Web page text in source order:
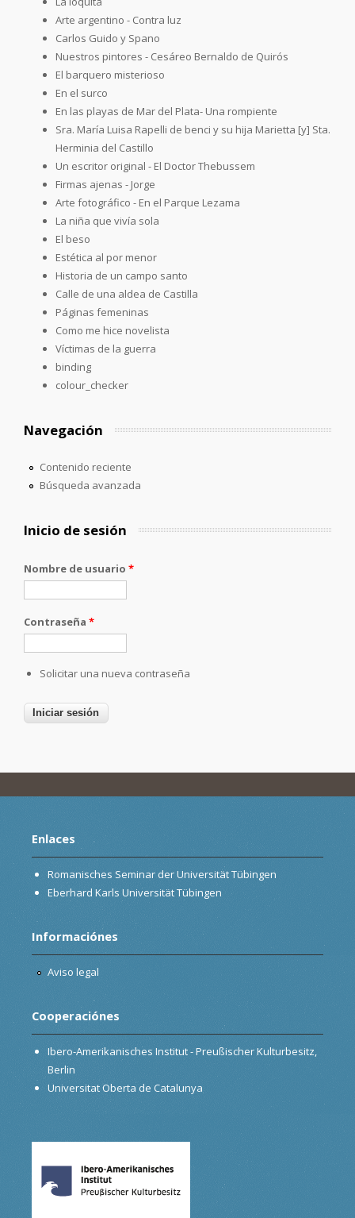
Arte argentino - Contra luz
Carlos Guido y Spano
Nuestros pintores - Cesáreo Bernaldo de Quirós
El barquero misterioso
En el surco
En las playas de Mar del Plata- Una rompiente
Sra. María Luisa Rapelli de benci y su hija Marietta [y] Sta.
Herminia del Castillo
Un escritor original - El Doctor Thebussem
Firmas ajenas - Jorge
Arte fotográfico - En el Parque Lezama
La niña que vivía sola
El beso
Estética al por menor
Historia de un campo santo
Calle de una aldea de Castilla
Páginas femeninas
Como me hice novelista
Víctimas de la guerra
binding
colour_checker
Navegación
Contenido reciente
Búsqueda avanzada
Inicio de sesión
Nombre de usuario *
Contraseña *
Solicitar una nueva contraseña
Enlaces
Romanisches Seminar der Universität Tübingen
Eberhard Karls Universität Tübingen
Informaciónes
Aviso legal
Cooperaciónes
Ibero-Amerikanisches Institut - Preußischer Kulturbesitz,
Berlin
Universitat Oberta de Catalunya